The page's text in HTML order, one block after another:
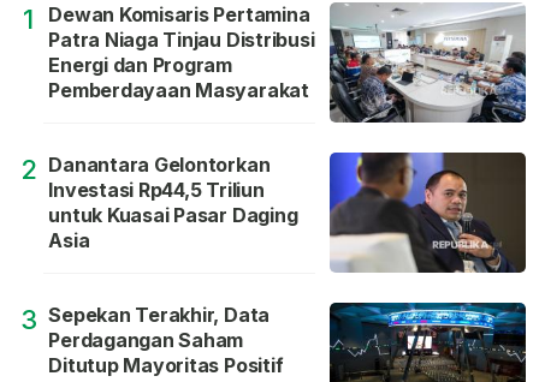
1
Dewan Komisaris Pertamina
Patra Niaga Tinjau Distribusi
Energi dan Program
Pemberdayaan Masyarakat
2 Danantara Gelontorkan
Investasi Rp44,5 Triliun
untuk Kuasai Pasar Daging
Asia
3 Sepekan Terakhir, Data
Perdagangan Saham
Ditutup Mayoritas Positif